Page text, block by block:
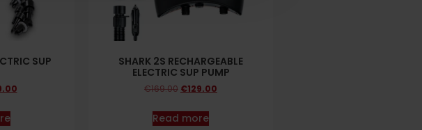
SUP
SHARK 2S RECHARGEABLE
ELECTRIC SUP PUMP
€169.00 €129.00
Read more